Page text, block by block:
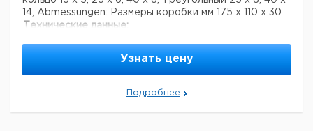
14, Abmessungen: Размеры коробки мм 175 x 110 x 30
Технические данные:
Вес нетто:
207 гУзнать цену
Подробнее